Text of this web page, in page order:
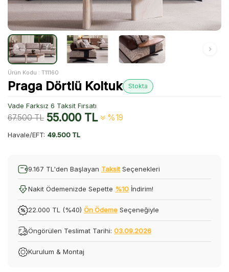
Ürün Kodu : T11160
Praga Dörtlü Koltuk Stokta
Vade Farksız 6 Taksit Fırsatı
67.500TL 55.000TL %19
Havale/EFT: 49.500 TL
9.167 TL'den Başlayan Taksit Seçenekleri
Nakit Ödemenizde Sepette %10 İndirim!
22.000 TL (%40) Ön Ödeme Seçeneğiyle
Öngörülen Teslimat Tarihi: 03.09.2026
Kurulum & Montaj